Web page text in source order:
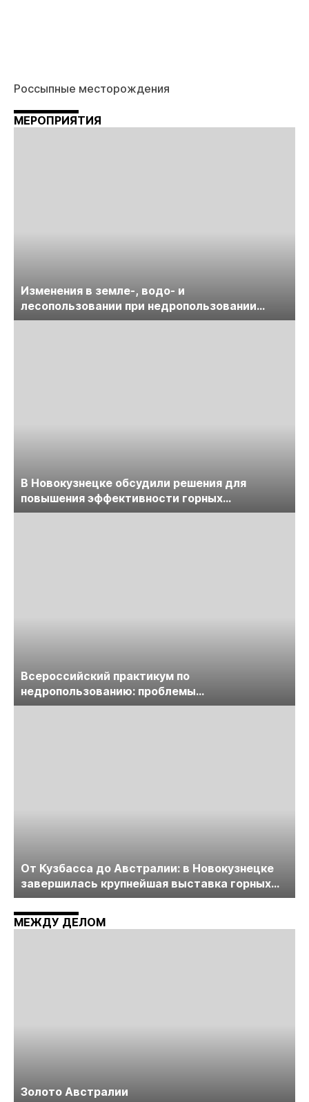
Россыпные месторождения
МЕРОПРИЯТИЯ
Изменения в земле-, водо- и
лесопользовании при недропользовании
обсудят на семинаре «ПравоТЭК»
В Новокузнецке обсудили решения для
повышения эффективности горных
предприятий
Всероссийский практикум по
недропользованию: проблемы
лицензирования, цифровизации, экспертизы
От Кузбасса до Австралии: в Новокузнецке
завершилась крупнейшая выставка горных
технологий «Недра России. Уголь России и
Майнинг»
МЕЖДУ ДЕЛОМ
Золото Австралии